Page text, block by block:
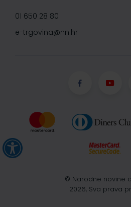
01 650 28 80
e-trgovina@nn.hr
© Narodne novine
2026, Sva prava